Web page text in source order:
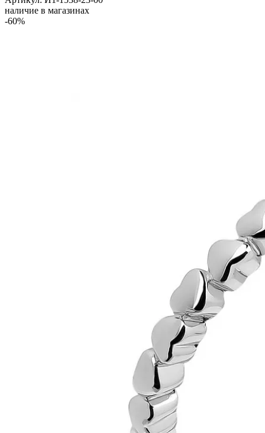
наличие в магазинах
-60%